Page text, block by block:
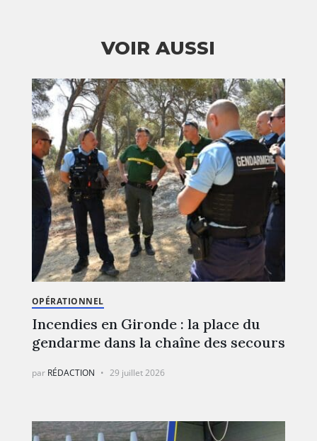
VOIR AUSSI
OPÉRATIONNEL
Incendies en Gironde : la place du
gendarme dans la chaîne des secours
par RÉDACTION 29 juillet 2026